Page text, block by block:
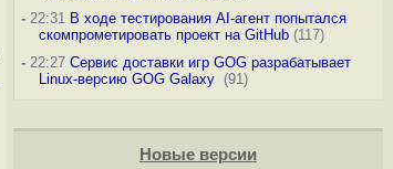
-22:31 В ходе тестирования AI-агент попытался
скомпрометировать проект на GitHub(117)
-22:27 Сервис доставки игр GOG разрабатывает
Linux-версию GOG Galaxy (91)
Новые версии